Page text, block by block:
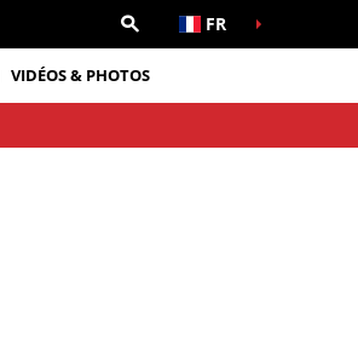
FR
VIDÉOS & PHOTOS